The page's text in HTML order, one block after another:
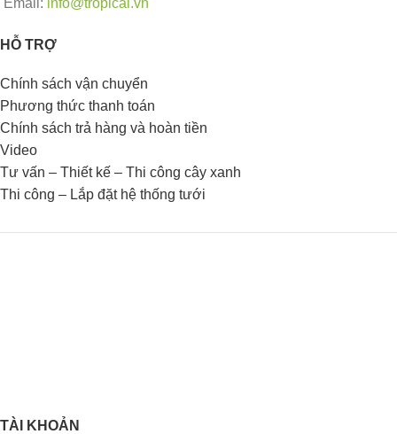
HỖ TRỢ
Chính sách vận chuyển
Phương thức thanh toán
Chính sách trả hàng và hoàn tiền
Video
Tư vấn – Thiết kế – Thi công cây xanh
Thi công – Lắp đặt hệ thống tưới
TÀI KHOẢN